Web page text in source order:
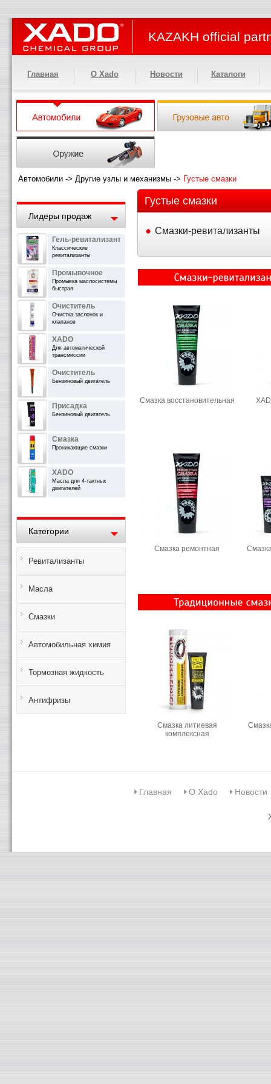
KAZAKH official
Главная О Xado Новости Каталоги
Автомобили -> Другие узлы и механизмы -> Густые смазки
Лидеры продаж
Гель-ревитализант
Классические
ревитализанты
Промывочное
Промывка маслосистемы
быстрая
Очиститель
Очистка заслонок и
клапанов
XADO
Для автоматической
трансмиссии
Очиститель
Бензиновый двигатель
Присадка
Бензиновый двигатель
Смазка
Проникающие смазки
XADO
Масла для 4-тактных
двигателей
Категории
Ревитализанты
Масла
Смазки
Автомобильная химия
Тормозная жидкость
Антифризы
Густые смазки
Смазки-ревитализанты
Смазка восстановительная
Смазка ремонтная
Смазка литиевая
комплексная
Главная О Xado Новости